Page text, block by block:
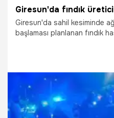
Giresun'da sahil kesiminde
başlaması planlanan fındık
piyasada fındık fiyatlarının
maliyetlerinin ise arttığını
21.07.2026 Gündem